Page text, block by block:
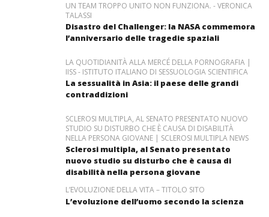
UN TEAM TROPPO UNITO NON FUNZIONA. - VERONICA
TALASSI
Disastro del Challenger: la NASA commemora
l’anniversario delle tragedie spaziali
LA QUOTIDIANITÀ ALLA MERCÉ DELLA PORNOGRAFIA |
IISS - ISTITUTO ITALIANO DI SESSUOLOGIA SCIENTIFICA
La sessualità in Asia: il paese delle grandi
contraddizioni
SCLEROSI MULTIPLA, AL SENATO PRESENTATO NUOVO
STUDIO SU DISTURBO CHE È CAUSA DI DISABILITÀ
NELLA PERSONA GIOVANE | SCLEROSI MULTIPLA NEWS
Sclerosi multipla, al Senato presentato
nuovo studio su disturbo che è causa di
disabilità nella persona giovane
L’EVOLUZIONE DELLA VITA – TITOLO SITO
L’evoluzione dell’uomo secondo la scienza